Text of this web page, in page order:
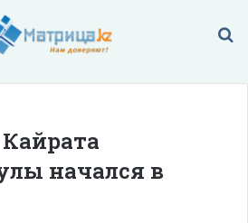
начался в